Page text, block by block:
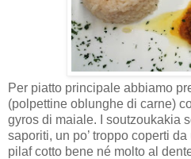
Per piatto principale abbiamo
(polpettine oblunghe di carne)
gyros di maiale. I soutzoukakia
saporiti, un po’ troppo coperti
pilaf cotto bene né molto al